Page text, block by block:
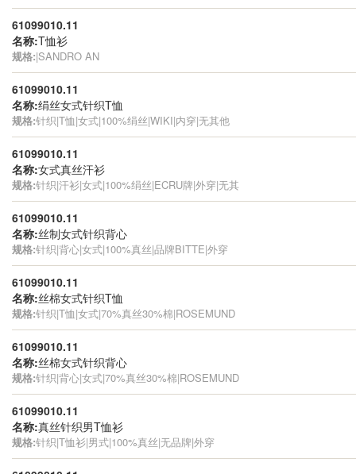
61099010.11
名称:T恤衫
规格:|SANDRO AN
61099010.11
名称:绢丝女式针织T恤
规格:针织|T恤|女式|100%绢丝|WIKI|内穿|无其他
61099010.11
名称:女式真丝汗衫
规格:针织|汗衫|女式|100%绢丝|ECRU牌|外穿|无其
61099010.11
名称:丝制女式针织背心
规格:针织|背心|女式|100%真丝|品牌BITTE|外穿
61099010.11
名称:丝棉女式针织T恤
规格:针织|T恤|女式|70%真丝30%棉|ROSEMUND
61099010.11
名称:丝棉女式针织背心
规格:针织|背心|女式|70%真丝30%棉|ROSEMUND
61099010.11
名称:真丝针织男T恤衫
规格:针织|T恤衫|男式|100%真丝|无品牌|外穿